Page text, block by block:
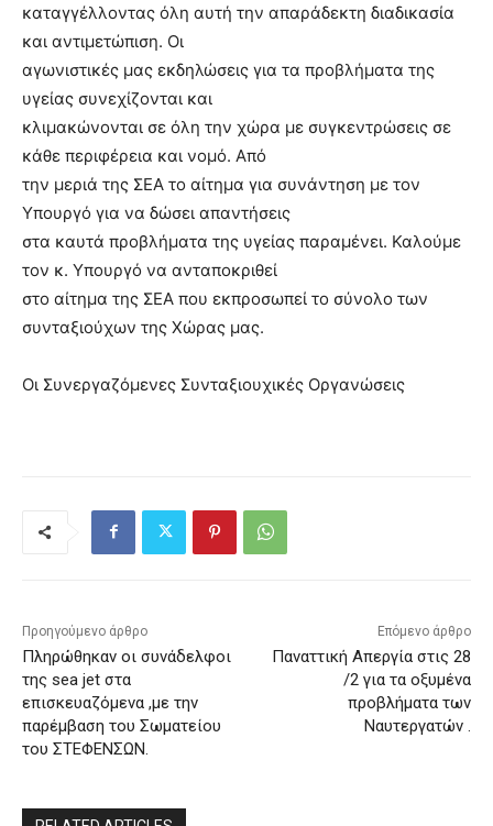
καταγγέλλοντας όλη αυτή την απαράδεκτη διαδικασία
και αντιμετώπιση. Οι
αγωνιστικές μας εκδηλώσεις για τα προβλήματα της
υγείας συνεχίζονται και
κλιμακώνονται σε όλη την χώρα με συγκεντρώσεις σε
κάθε περιφέρεια και νομό. Από
την μεριά της ΣΕΑ το αίτημα για συνάντηση με τον
Υπουργό για να δώσει απαντήσεις
στα καυτά προβλήματα της υγείας παραμένει. Καλούμε
τον κ. Υπουργό να ανταποκριθεί
στο αίτημα της ΣΕΑ που εκπροσωπεί το σύνολο των
συνταξιούχων της Χώρας μας.
Οι Συνεργαζόμενες Συνταξιουχικές Οργανώσεις
Προηγούμενο άρθρο
Πληρώθηκαν οι συνάδελφοι
της sea jet στα
επισκευαζόμενα ,με την
παρέμβαση του Σωματείου
του ΣΤΕΦΕΝΣΩΝ.
Επόμενο άρθρο
Παναττική Απεργία στις 28
/2 για τα οξυμένα
προβλήματα των
Ναυτεργατών .